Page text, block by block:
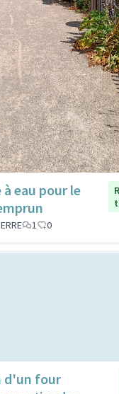
eau pour le
1 0
d'un four